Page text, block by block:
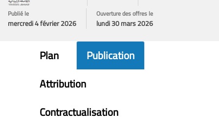
Publié le
mercredi 4 février 2026
Ouverture des offres le
lundi 30 mars 2026
Plan
Publication
Attribution
Contractualisation